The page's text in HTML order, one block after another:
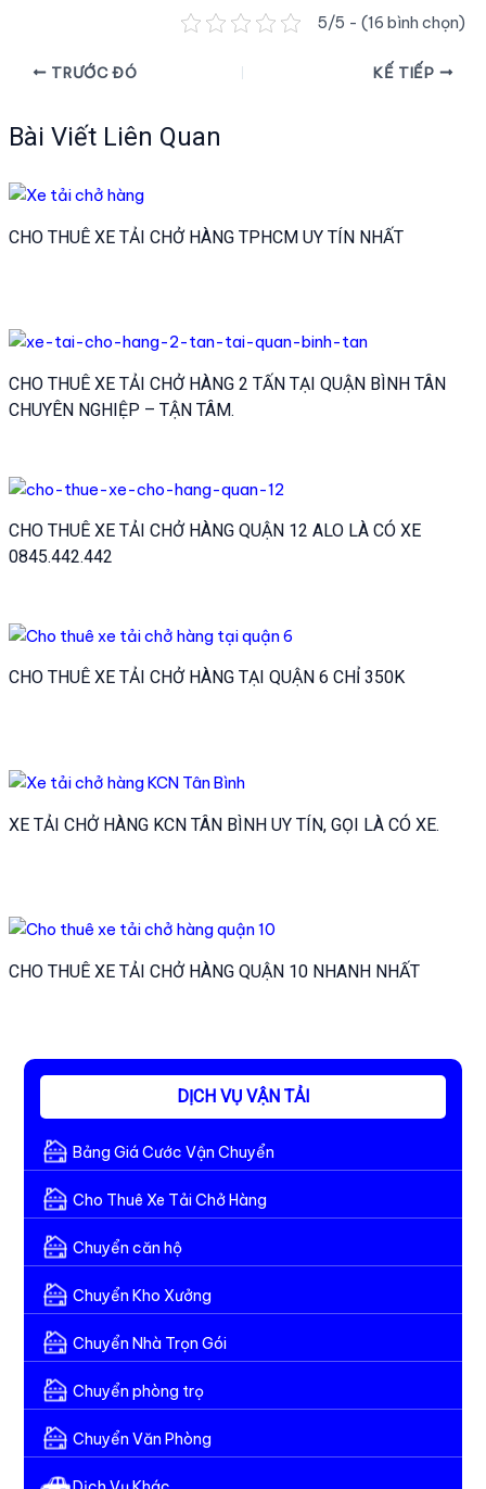
5/5 - (16 bình chọn)
Điều
bài
viết
TRƯỚC ĐÓ KẾ TIẾP
Bài Viết Liên Quan
CHO THUÊ XE TẢI CHỞ HÀNG TPHCM UY TÍN NHẤT
CHO THUÊ XE TẢI CHỞ HÀNG 2 TẤN TẠI QUẬN BÌNH TÂN
CHUYÊN NGHIỆP – TẬN TÂM.
CHO THUÊ XE TẢI CHỞ HÀNG QUẬN 12 ALO LÀ CÓ XE
0845.442.442
CHO THUÊ XE TẢI CHỞ HÀNG TẠI QUẬN 6 CHỈ 350K
XE TẢI CHỞ HÀNG KCN TÂN BÌNH UY TÍN, GỌI LÀ CÓ XE.
CHO THUÊ XE TẢI CHỞ HÀNG QUẬN 10 NHANH NHẤT
DỊCH VỤ VẬN TẢI
Bảng Giá Cước Vận Chuyển
Cho Thuê Xe Tải Chở Hàng
Chuyển căn hộ
Chuyển Kho Xưởng
Chuyển Nhà Trọn Gói
Chuyển phòng trọ
Chuyển Văn Phòng